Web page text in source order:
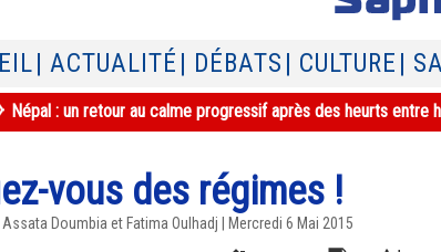
| ACTUALITÉ | DÉBATS | CULTURE |
Népal : un retour au calme progressif après des heurts entre
vous des régimes !
Assata Doumbia et Fatima Oulhadj | Mercredi 6 Mai 2015